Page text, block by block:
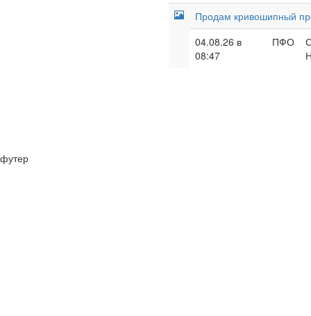
Продам кривошипный
04.08.26 в
08:47
ПФО
футер